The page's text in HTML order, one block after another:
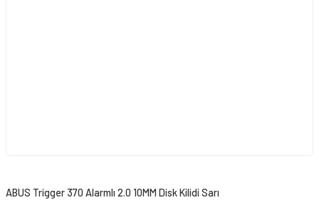
ABUS Trigger 370 Alarmlı 2.0 10MM Disk Kilidi Sarı